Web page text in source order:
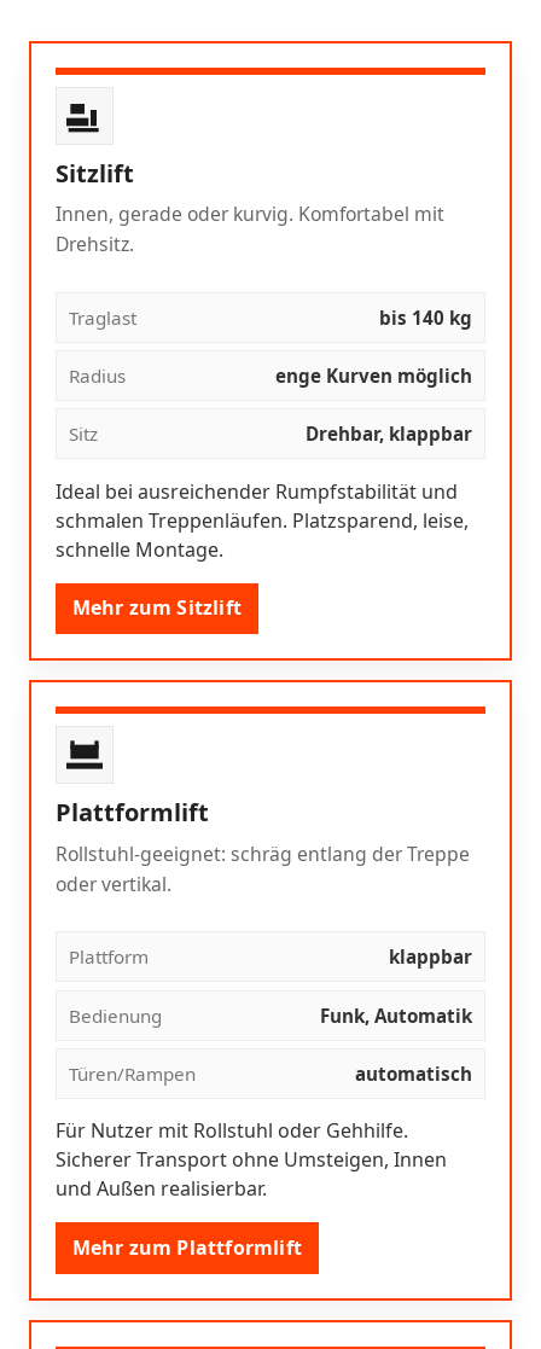
Sitzlift
Innen, gerade oder kurvig. Komfortabel mit
Drehsitz.
Traglast bis 140 kg
Radius enge Kurven möglich
Sitz Drehbar, klappbar
Ideal bei ausreichender Rumpfstabilität und
schmalen Treppenläufen. Platzsparend, leise,
schnelle Montage.
Mehr zum Sitzlift
Plattformlift
Rollstuhl-geeignet: schräg entlang der Treppe
oder vertikal.
Plattform klappbar
Bedienung Funk, Automatik
Türen/Rampen automatisch
Für Nutzer mit Rollstuhl oder Gehhilfe.
Sicherer Transport ohne Umsteigen, Innen
und Außen realisierbar.
Mehr zum Plattformlift